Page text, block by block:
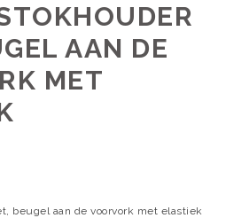
AAN DE
MET
beugel aan de voorvork met elastiek